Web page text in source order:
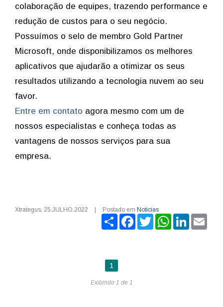
colaboração de equipes, trazendo performance e
redução de custos para o seu negócio.
Possuímos o selo de membro Gold Partner
Microsoft, onde disponibilizamos os melhores
aplicativos que ajudarão a otimizar os seus
resultados utilizando a tecnologia nuvem ao seu
favor.
Entre em contato agora mesmo com um de
nossos especialistas e conheça todas as
vantagens de nossos serviços para sua
empresa.
Xtrategus, 25.JULHO.2022 Postado em Notícias
ShareFacebook
TwitterWhatsApp
LinkedIn
1
Exibindo 1 de 1